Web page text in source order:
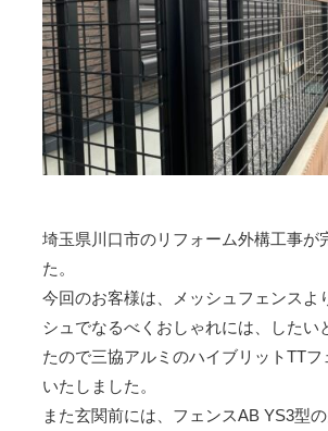
埼玉県川口市のリフォーム外構工事が
た。
今回のお客様は、メッシュフェンスよ
シュでなるべくおしゃれには、したい
たので三協アルミのハイブリットTTフ
いたしました。
また玄関前には、フェンスAB YS3型